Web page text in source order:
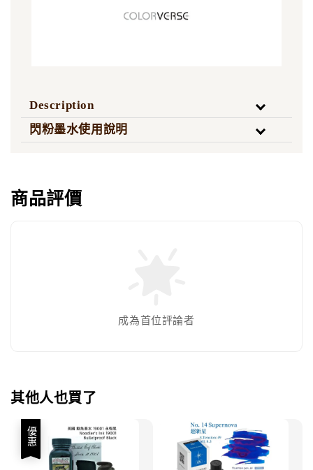
Description
閃粉墨水使用說明
商品評價
成為首位評論者
其他人也買了
優惠